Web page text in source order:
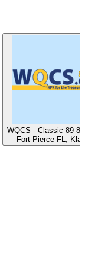
WQCS - Classic 89
Fort Pierce FL,